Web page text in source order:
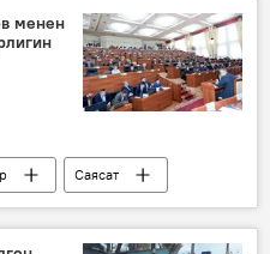
жайы
менен
Саясат
Кочкоров